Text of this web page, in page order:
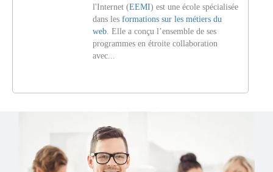
l'Internet (EEMI) est une école spécialisée
dans les formations sur les métiers du
web. Elle a conçu l’ensemble de ses
programmes en étroite collaboration
avec...